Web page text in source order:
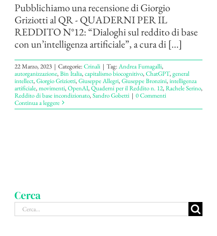
Pubblichiamo una recensione di Giorgio
Griziotti al QR - QUADERNI PER IL
REDDITO N°12: “Dialoghi sul reddito di base
con un’intelligenza artificiale”, a cura di [...]
22 Marzo, 2023 | Categorie:Crinali | Tag:Andrea Fumagalli,
autorganizzazione,Bin Italia,capitalismo biocognitivo,ChatGPT,general
intellect,Giorgio Griziotti,Giuseppe Allegri,Giuseppe Bronzini,intelligenza
artificiale,movimenti,OpenAI,Quaderni per il Reddito n. 12,Rachele Serino,
Reddito di base incondizionato,Sandro Gobetti | 0 Commenti
Continua a leggere
Cerca
Cerca
per: